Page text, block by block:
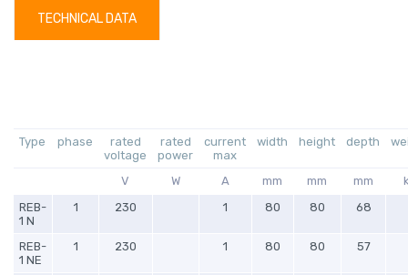
TECHNICAL DATA
Type phase
rated
voltage
rated
power
current
max
width height depth
V W A mm mm mm
REB-
1 N
1 230 1 80 80 68
REB-
1 NE
1 230 1 80 80 57